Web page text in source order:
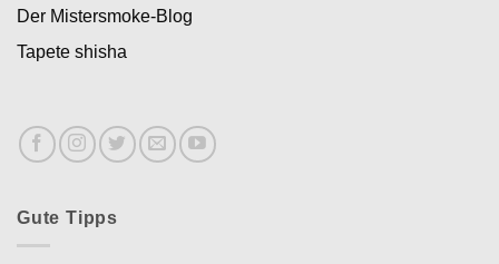
Der Mistersmoke-Blog
Tapete shisha
Gute Tipps